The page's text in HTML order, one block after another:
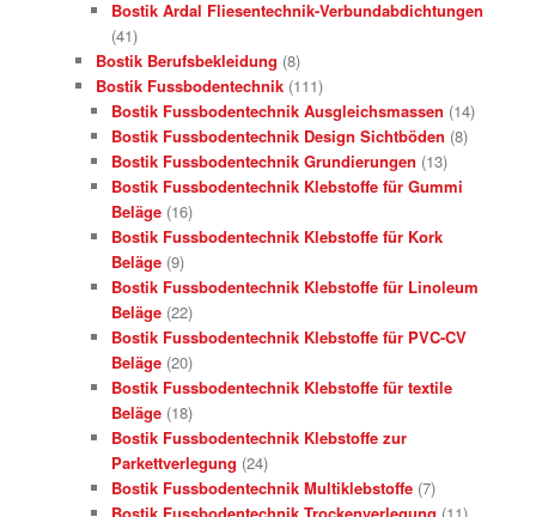
Bostik Ardal Fliesentechnik-Verbundabdichtungen
(41)
Bostik Berufsbekleidung (8)
Bostik Fussbodentechnik (111)
Bostik Fussbodentechnik Ausgleichsmassen (14)
Bostik Fussbodentechnik Design Sichtböden (8)
Bostik Fussbodentechnik Grundierungen (13)
Bostik Fussbodentechnik Klebstoffe für Gummi
Beläge (16)
Bostik Fussbodentechnik Klebstoffe für Kork
Beläge (9)
Bostik Fussbodentechnik Klebstoffe für Linoleum
Beläge (22)
Bostik Fussbodentechnik Klebstoffe für PVC-CV
Beläge (20)
Bostik Fussbodentechnik Klebstoffe für textile
Beläge (18)
Bostik Fussbodentechnik Klebstoffe zur
Parkettverlegung (24)
Bostik Fussbodentechnik Multiklebstoffe (7)